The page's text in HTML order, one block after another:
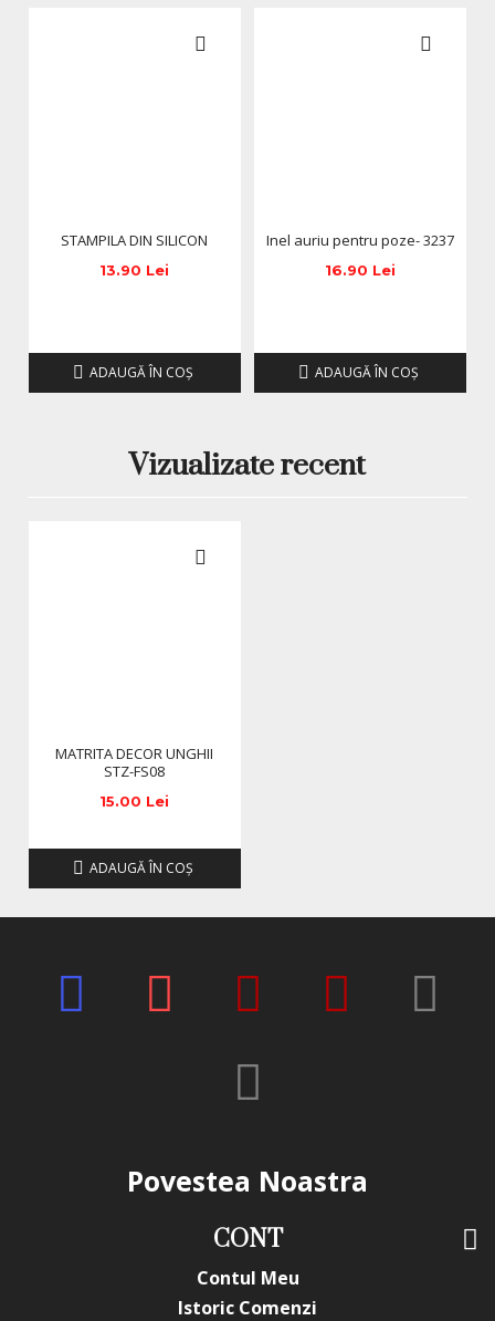
STAMPILA DIN SILICON
13.90 Lei
ADAUGĂ ÎN COŞ
Inel auriu pentru poze- 3237
16.90 Lei
ADAUGĂ ÎN COŞ
Vizualizate recent
MATRITA DECOR UNGHII
STZ-FS08
15.00 Lei
ADAUGĂ ÎN COŞ
Povestea Noastra
CONT
Contul Meu
Istoric Comenzi